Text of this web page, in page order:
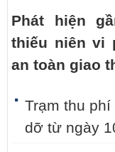
Phát hiện
thiếu niên vi
an toàn giao
Trạm thu
dỡ từ ngày